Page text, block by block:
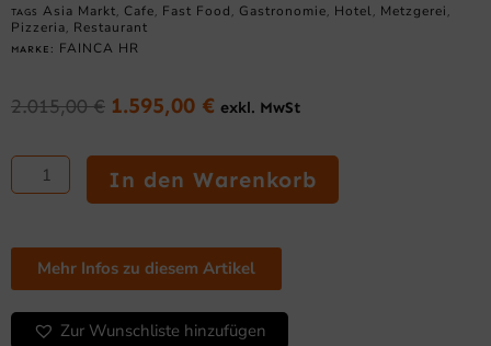
TAGS Asia Markt Cafe Fast Food Gastronomie Hotel Metzgerei
Pizzeria Restaurant
MARKE: FAINCA HR
2.015,00€ Ursprünglicher
war:
2.015,00 €
1.595,00 € Aktueller
ist:
1.595,00 €.
exkl. MwSt
Grillplatte
mm
600
glatt
mit
Unterbau
Menge
In den Warenkorb
Mehr Infos zu diesem Artikel
Zur Wunschliste hinzufügen